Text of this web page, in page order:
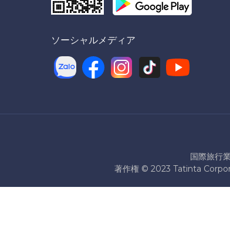
ソーシャルメディア
国際旅行
著作権 © 2023 Tatinta